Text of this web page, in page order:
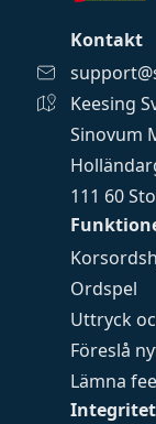
Ordspel
Uttryck
Föreslå
Lämna
Kontakt
Keesing
Sinovum
111 60